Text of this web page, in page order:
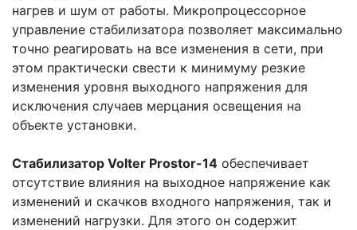
нагрев и шум от работы. Микропроцессорное
управление стабилизатора позволяет максимально
точно реагировать на все изменения в сети, при
этом практически свести к минимуму резкие
изменения уровня выходного напряжения для
исключения случаев мерцания освещения на
объекте установки.
Стабилизатор Volter Prostor-14 обеспечивает
отсутствие влияния на выходное напряжение как
изменений и скачков входного напряжения, так и
изменений нагрузки. Для этого он содержит